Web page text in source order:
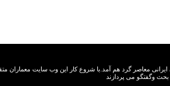
بین معماران ایرانی معاصر گرد هم آمد.با شروع کار این وب سایت
وگفتگو می پردازند